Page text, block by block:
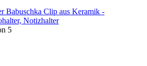
Babuschka Clip aus Keramik -
Notizhalter
5